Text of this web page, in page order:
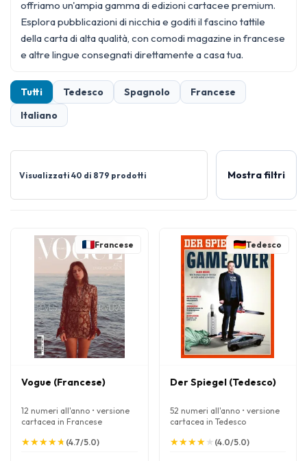
offriamo un'ampia gamma di edizioni cartacee premium.
Esplora pubblicazioni di nicchia e goditi il fascino tattile
della carta di alta qualità, con comodi magazine in francese
e altre lingue consegnati direttamente a casa tua.
Tutti Tedesco Spagnolo
Francese
Italiano
Visualizzati 40 di 879 prodotti Mostra filtri
Francese
Vogue (Francese)
12 numeri all'anno • versione
cartacea in Francese
★
★★
★★
★★
★★
★ (4.7/5.0)
Tedesco
Der Spiegel (Tedesco)
52 numeri all'anno • versione
cartacea in Tedesco
★
★★
★★
★★
★★
★ (4.0/5.0)